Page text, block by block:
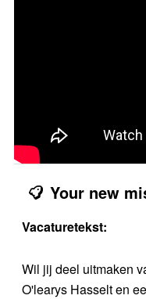
Your new
Vacaturetekst:
Wil jij deel uitmaken
O'learys Hasselt en